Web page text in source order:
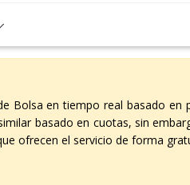
Bolsa en tiempo real basado en
basado en cuotas, sin
ofrecen el servicio de forma